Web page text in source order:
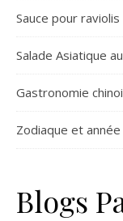
Sauce pour
Salade Asiatique
Gastronomie
Zodiaque et
Blogs